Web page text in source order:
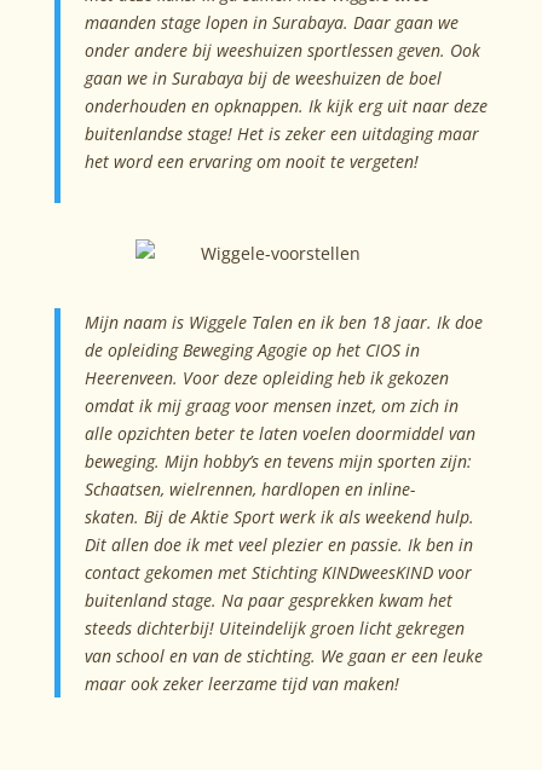
maanden stage lopen in Surabaya. Daar gaan we
onder andere bij weeshuizen sportlessen geven. Ook
gaan we in Surabaya bij de weeshuizen de boel
onderhouden en opknappen. Ik kijk erg uit naar deze
buitenlandse stage! Het is zeker een uitdaging maar
het word een ervaring om nooit te vergeten!
Mijn naam is Wiggele Talen en ik ben 18 jaar. Ik doe
de opleiding Beweging Agogie op het CIOS in
Heerenveen. Voor deze opleiding heb ik gekozen
omdat ik mij graag voor mensen inzet, om zich in
alle opzichten beter te laten voelen doormiddel van
beweging. Mijn hobby’s en tevens mijn sporten zijn:
Schaatsen, wielrennen, hardlopen en inline-
skaten. Bij de Aktie Sport werk ik als weekend hulp.
Dit allen doe ik met veel plezier en passie. Ik ben in
contact gekomen met Stichting KINDweesKIND voor
buitenland stage. Na paar gesprekken kwam het
steeds dichterbij! Uiteindelijk groen licht gekregen
van school en van de stichting. We gaan er een leuke
maar ook zeker leerzame tijd van maken!